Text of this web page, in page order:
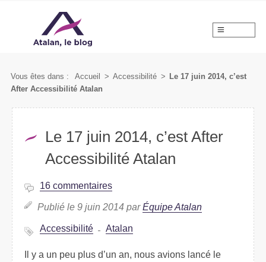
Vous êtes dans : Accueil > Accessibilité >
Le 17 juin 2014, c’est
After Accessibilité Atalan
Le 17 juin 2014, c’est After
Accessibilité Atalan
16 commentaires
Publié le 9 juin 2014 parÉquipe Atalan
Accessibilité Atalan
Il y a un peu plus d’un an, nous avions lancé le